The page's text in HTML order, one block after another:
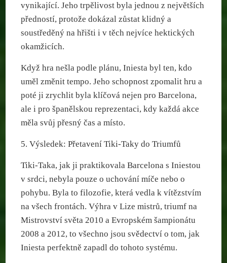
vynikající. Jeho trpělivost byla jednou z největších
předností, protože dokázal zůstat klidný a
soustředěný na hřišti i v těch nejvíce hektických
okamžicích.
Když hra nešla podle plánu, Iniesta byl ten, kdo
uměl změnit tempo. Jeho schopnost zpomalit hru a
poté ji zrychlit byla klíčová nejen pro Barcelona,
ale i pro španělskou reprezentaci, kdy každá akce
měla svůj přesný čas a místo.
5. Výsledek: Přetavení Tiki-Taky do Triumfů
Tiki-Taka, jak ji praktikovala Barcelona s Iniestou
v srdci, nebyla pouze o uchování míče nebo o
pohybu. Byla to filozofie, která vedla k vítězstvím
na všech frontách. Výhra v Lize mistrů, triumf na
Mistrovství světa 2010 a Evropském šampionátu
2008 a 2012, to všechno jsou svědectví o tom, jak
Iniesta perfektně zapadl do tohoto systému.